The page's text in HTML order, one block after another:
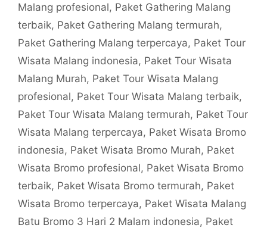
Malang profesional, Paket Gathering Malang
terbaik, Paket Gathering Malang termurah,
Paket Gathering Malang terpercaya, Paket Tour
Wisata Malang indonesia, Paket Tour Wisata
Malang Murah, Paket Tour Wisata Malang
profesional, Paket Tour Wisata Malang terbaik,
Paket Tour Wisata Malang termurah, Paket Tour
Wisata Malang terpercaya, Paket Wisata Bromo
indonesia, Paket Wisata Bromo Murah, Paket
Wisata Bromo profesional, Paket Wisata Bromo
terbaik, Paket Wisata Bromo termurah, Paket
Wisata Bromo terpercaya, Paket Wisata Malang
Batu Bromo 3 Hari 2 Malam indonesia, Paket